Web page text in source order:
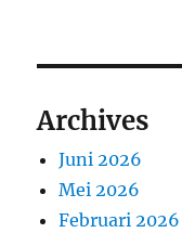
Archives
Juni 2026
Mei 2026
Februari 2026